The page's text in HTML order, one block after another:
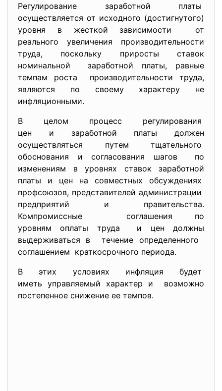
Регулирование заработной платы
осуществляется от исходного (достигнутого)
уровня в жесткой зависимости от
реального увеличения производительности
труда, поскольку приросты ставок
номинальной заработной платы, равные
темпам роста производительности труда,
являются по своему характеру не
инфляционными.
В целом процесс регулирования
цен и заработной платы должен
осуществляться путем тщательного
обоснования и согласования шагов по
изменениям в уровнях ставок заработной
платы и цен на совместных обсуждениях
профсоюзов, представителей администрации
предприятий и правительства.
Компромиссные соглашения по
уровням оплаты труда и цен должны
выдерживаться в течение определенного
соглашением краткосрочного периода.
В этих условиях инфляция будет
иметь управляемый характер и возможно
постепенное снижение ее темпов.